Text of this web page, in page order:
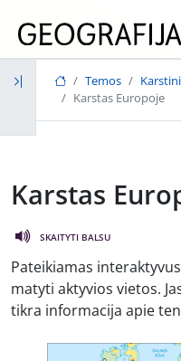
Temos
Karstas Europoje
Karstas
SKAITYTI BALSU
Pateikiamas
matyti aktyvios vietos.
tikra informacija apie